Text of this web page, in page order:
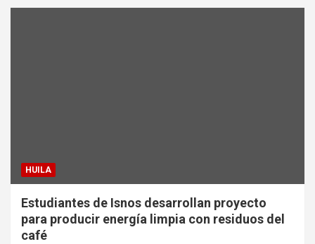
HUILA
Estudiantes de Isnos desarrollan proyecto
para producir energía limpia con residuos del
café